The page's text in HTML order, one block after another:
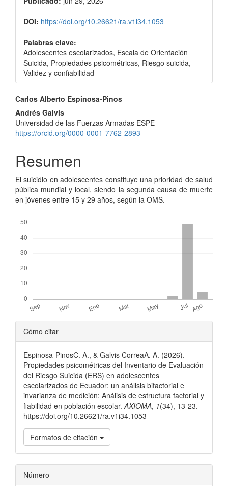
DOI: https://doi.org/10.26621/ra.v1i34.1053
Palabras clave:
Adolescentes escolarizados, Escala de Orientación
Suicida, Propiedades psicométricas, Riesgo suicida,
Validez y confiabilidad
Contenido
principal
del
artículo
Carlos Alberto Espinosa-Pinos
Andrés Galvis
Universidad de las Fuerzas Armadas ESPE
https://orcid.org/0000-0001-7762-2893
Resumen
El suicidio en adolescentes constituye una prioridad de salud
pública mundial y local, siendo la segunda causa de muerte
en jóvenes entre 15 y 29 años, según la OMS.
Detalles
del
artículo
Cómo citar
Espinosa-PinosC. A., & Galvis CorreaA. A. (2026).
Propiedades psicométricas del Inventario de Evaluación
del Riesgo Suicida (ERS) en adolescentes
escolarizados de Ecuador: un análisis bifactorial e
invarianza de medición: Análisis de estructura factorial y
fiabilidad en población escolar. AXIOMA, 1(34), 13-23.
https://doi.org/10.26621/ra.v1i34.1053
Formatos de citación
Número